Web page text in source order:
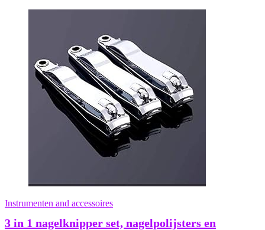
Instrumenten and accessoires
3 in 1 nagelknipper set, nagelpolijsters en